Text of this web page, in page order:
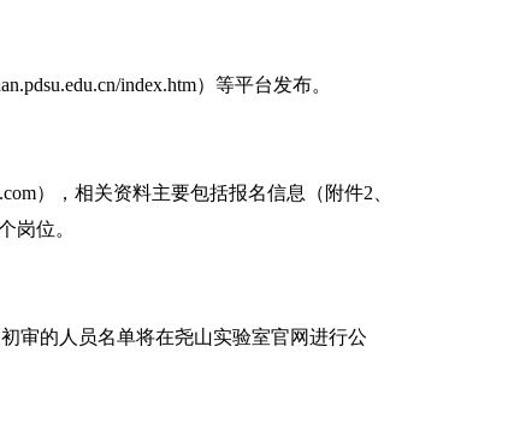
index.htm） 等平台发布。
），相关资料主要包括报名信息 （附件2、
岗位。
审的人员名单将在尧山实验室官网进行公